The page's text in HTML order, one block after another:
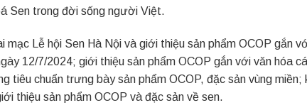
Sen trong đời sống người Việt.
mạc Lễ hội Sen Hà Nội và giới thiệu sản phẩm OCOP gắn
12/7/2024; giới thiệu sản phẩm OCOP gắn với văn hóa
tiêu chuẩn trưng bày sản phẩm OCOP, đặc sản vùng
thiệu sản phẩm OCOP và đặc sản về sen.